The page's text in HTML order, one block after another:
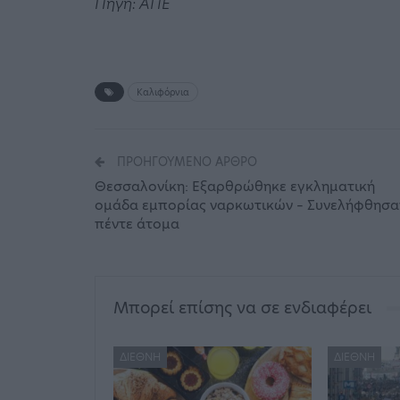
Καλιφόρνια
ΠΡΟΗΓΟΎΜΕΝΟ ΆΡΘΡΟ
Θεσσαλονίκη: Εξαρθρώθηκε εγκληματική
ομάδα εμπορίας ναρκωτικών –
πέντε άτομα
Μπορεί επίσης να σε ενδιαφέρει
ΔΙΕΘΝΉ ΔΙΕΘΝΉ